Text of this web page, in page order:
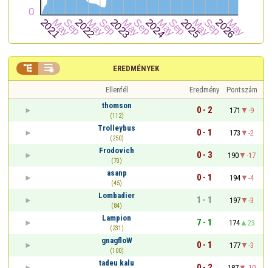
EREDMÉNYEK
 
Ellenfél Eredmény
Pontszám
thomson
(112)
0 - 2 171
-9
Trolleybus
(250)
0 - 1 173
-2
Frodovich
(73)
0 - 3 190
-17
asanp
(45)
0 - 1 194
-4
Lombadier
(84)
1 - 1 197
-3
Lampion
(231)
7 - 1 174
23
gnagfloW
(100)
0 - 1 177
-3
tadeu kalu